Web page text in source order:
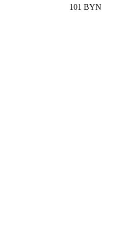
101 BYN